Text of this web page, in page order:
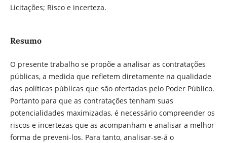
Licitações; Risco e incerteza.
Resumo
O presente trabalho se propõe a analisar as contratações
públicas, a medida que refletem diretamente na qualidade
das políticas públicas que são ofertadas pelo Poder Público.
Portanto para que as contratações tenham suas
potencialidades maximizadas, é necessário compreender os
riscos e incertezas que as acompanham e analisar a melhor
forma de preveni-los. Para tanto, analisar-se-á o